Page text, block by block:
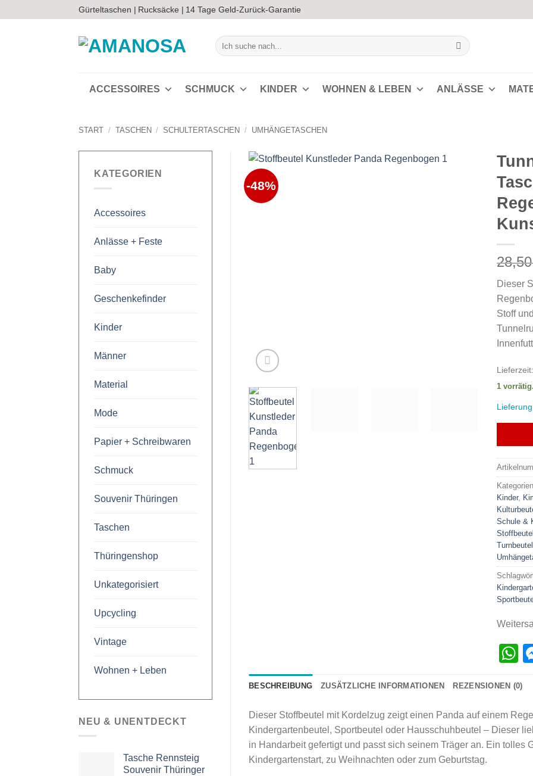
Inhalt
Gürteltaschen | Rucksäcke | 14 Tage Geld-Zurück-Garantie
Suchen
nach:
ACCESSOIRES SCHMUCK KINDER WOHNEN & LEBEN ANLÄSSE
START / TASCHEN / SCHULTERTASCHEN / UMHÄNGETASCHEN
KATEGORIEN
Accessoires
Anlässe + Feste
Baby
Geschenkefinder
Kinder
Männer
Material
Mode
Papier + Schreibwaren
Schmuck
Souvenir Thüringen
Taschen
Thüringenshop
Unkategorisiert
Upcycling
Vintage
Wohnen + Leben
NEU & UNENTDECKT
Tasche Rennsteig
Souvenir Thüringer
-48%
Dieser
Stoff
Lieferzeit:
1
Kinder,
Schule &
Stoffbeutel
Turnbeutel
BESCHREIBUNG ZUSÄTZLICHE INFORMATIONEN REZENSIONEN (0)
Dieser Stoffbeutel mit Kordelzug zeigt einen Panda auf einem
Kindergartenbeutel, Sportbeutel oder Hausschuhbeutel – Dieser
in Handarbeit gefertigt und passt sich seinem Träger an. Ein tolles
Kindergartenstart, zu Weihnachten oder zum Geburtstag.